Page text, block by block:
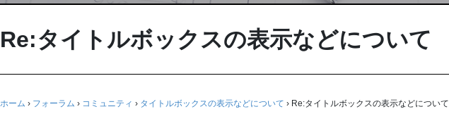
Re:タイトルボックスの表示などについて
ホーム › フォーラム › コミュニティ › タイトルボックスの表示などについて › Re:タイトルボックスの表示などについて